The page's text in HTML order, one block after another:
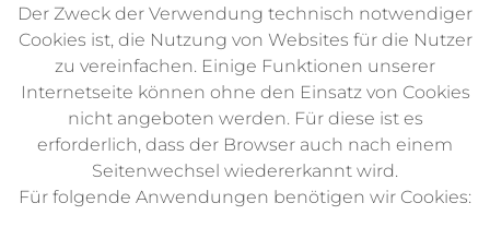
Der Zweck der Verwendung technisch notwendiger
Cookies ist, die Nutzung von Websites für die Nutzer
zu vereinfachen. Einige Funktionen unserer
Internetseite können ohne den Einsatz von Cookies
nicht angeboten werden. Für diese ist es
erforderlich, dass der Browser auch nach einem
Seitenwechsel wiedererkannt wird.
Für folgende Anwendungen benötigen wir Cookies: